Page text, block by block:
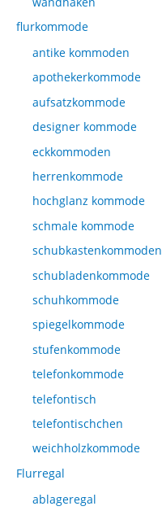
flurkommode
antike kommoden
apothekerkommode
aufsatzkommode
designer kommode
eckkommoden
herrenkommode
hochglanz kommode
schmale kommode
schubkastenkommoden
schubladenkommode
schuhkommode
spiegelkommode
stufenkommode
telefonkommode
telefontisch
telefontischchen
weichholzkommode
Flurregal
ablageregal